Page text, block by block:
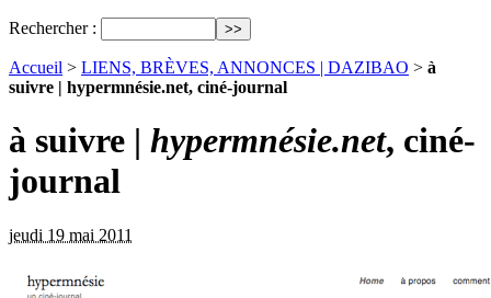
Rechercher :
Accueil > LIENS, BRÈVES, ANNONCES | DAZIBAO > à
suivre | hypermnésie.net, ciné-journal
à suivre | hypermnésie.net, ciné-
journal
jeudi 19 mai 2011